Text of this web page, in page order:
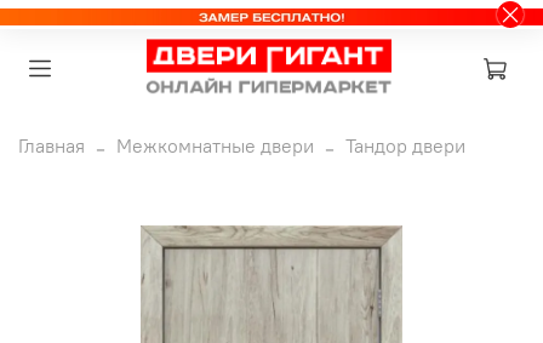
Главная Межкомнатные двери Тандор двери